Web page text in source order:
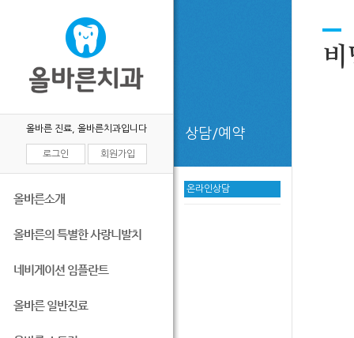
올바른 진료, 올바른치과입니다
로그인 회원가입
올바른소개
올바른의 특별한 사랑니발치
네비게이션 임플란트
올바른 일반진료
상담/예약
온라인상담
비